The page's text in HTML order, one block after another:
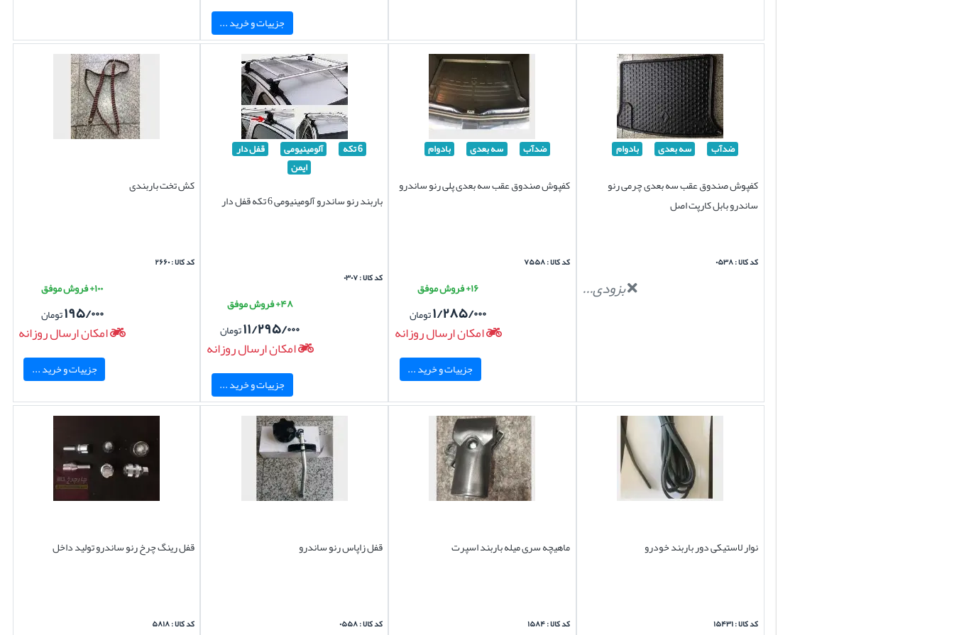
جزییات و خرید ...
ضدآب سه بعدی بادوام
کفپوش صندوق عقب سه بعدی چرمی رنو
ساندرو بابل کارپت اصل
کد کالا : ۰۵۳۸
بزودی...
ضدآب سه بعدی بادوام
کفپوش صندوق عقب سه بعدی پلی رنو ساندرو
کد کالا : ۷۵۵۸
۱۶+ فروش موفق
۱/۲۸۵/۰۰۰تومان
امکان ارسال روزانه
جزییات و خرید ...
6 تکه آلومینیومی
قفل دار
ایمن
باربند رنو ساندرو آلومینیومی 6 تکه قفل دار
کد کالا : ۰۳۰۷
۴۸+ فروش موفق
۱۱/۲۹۵/۰۰۰تومان
امکان ارسال روزانه
جزییات و خرید ...
کش تخت باربندی
کد کالا : ۲۶۶۰
۱۰۰+ فروش موفق
۱۹۵/۰۰۰تومان
امکان ارسال روزانه
جزییات و خرید ...
نوار لاستیکی دور باربند خودرو
کد کالا : ۱۵۴۳۱
ماهیچه سری میله باربند اسپرت
کد کالا : ۱۵۸۴
قفل زاپاس رنو ساندرو
کد کالا : ۰۵۵۸
قفل رینگ چرخ رنو ساندرو تولید داخل
کد کالا : ۵۸۱۸